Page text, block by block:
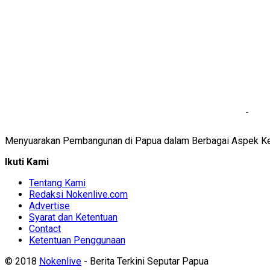
Menyuarakan Pembangunan di Papua dalam Berbagai Aspek
Ikuti Kami
Tentang Kami
Redaksi Nokenlive.com
Advertise
Syarat dan Ketentuan
Contact
Ketentuan Penggunaan
© 2018 Nokenlive - Berita Terkini Seputar Papua